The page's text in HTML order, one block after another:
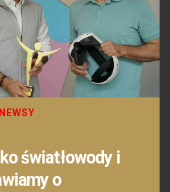
NEWSY
światłowody i
o